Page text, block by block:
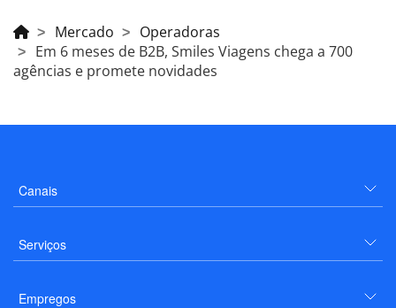
Mercado
Operadoras
Em 6 meses de B2B, Smiles Viagens chega a 700
agências e promete novidades
Canais
Serviços
Empregos